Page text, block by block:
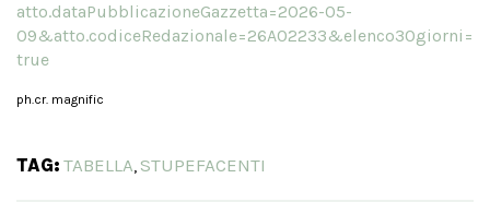
atto.dataPubblicazioneGazzetta=2026-05-
09&atto.codiceRedazionale=26A02233&elenco30giorni=
true
ph.cr. magnific
TAG: TABELLA, STUPEFACENTI